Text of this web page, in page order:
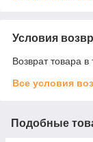
Условия
Возврат товара
Все условия
Подобные